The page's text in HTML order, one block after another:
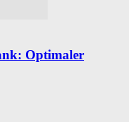
Optimaler